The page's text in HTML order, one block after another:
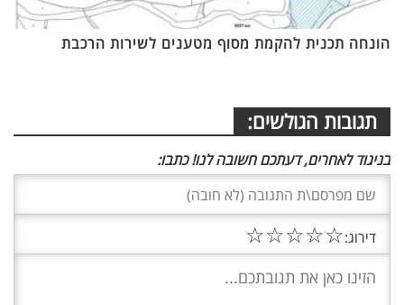
הונחה תכנית להקמת מסוף מטענים לשירות הרכבת
תגובות הגולשים:
בניגוד לאחרים, דעתכם חשובה לנו! כתבו:
דירוג:☆
☆
☆
☆
☆